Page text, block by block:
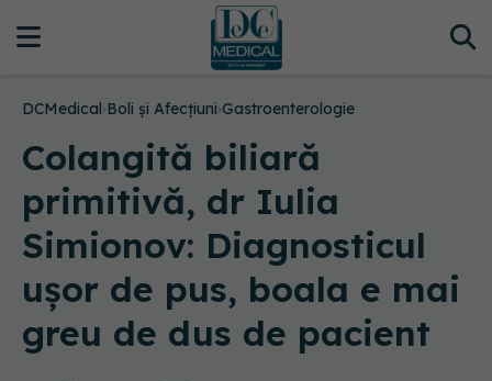
DCMedical›Boli și Afecțiuni›Gastroenterologie
Colangită biliară
primitivă, dr Iulia
Simionov: Diagnosticul
ușor de pus, boala e mai
greu de dus de pacient